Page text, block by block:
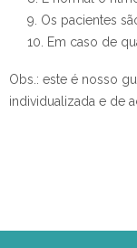
Os pacientes
Em caso de
Obs.: este é nosso
individualizada e de